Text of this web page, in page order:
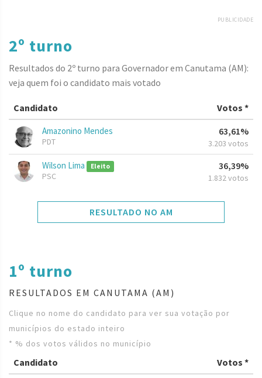
PUBLICIDADE
2º turno
Resultados do 2º turno para Governador em Canutama (AM):
veja quem foi o candidato mais votado
Candidato Votos *
Amazonino Mendes
PDT
63,61%
3.203 votos
Wilson Lima Eleito
PSC
36,39%
1.832 votos
RESULTADO NO AM
1º turno
RESULTADOS EM CANUTAMA (AM)
Clique no nome do candidato para ver sua votação por
municípios do estado inteiro
* % dos votos válidos no município
Candidato Votos *